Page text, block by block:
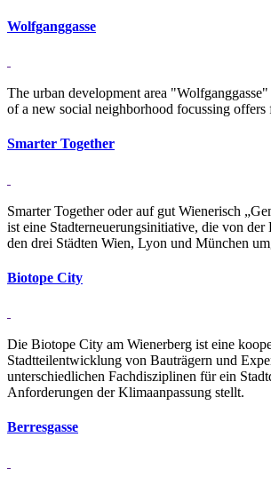
Wolf­gang­gasse
The urban development area
of a new social neighborhood focussing offers
Smarter To­gether
Smarter Together oder auf gut Wienerisch
ist eine Stadterneuerungsinitiative, die von
den drei Städten Wien, Lyon und München
Bi­o­tope City
Die Biotope City am Wienerberg ist eine
Stadtteilentwicklung von Bauträgern und
unterschiedlichen Fachdisziplinen für ein
Anforderungen der Klimaanpassung stellt.
Ber­res­gasse